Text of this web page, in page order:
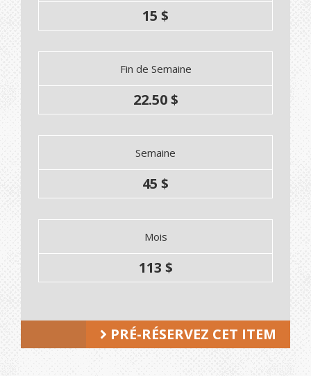
15 $
Fin de Semaine
22.50 $
Semaine
45 $
Mois
113 $
PRÉ-RÉSERVEZ CET ITEM